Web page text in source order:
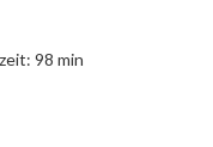
98 min